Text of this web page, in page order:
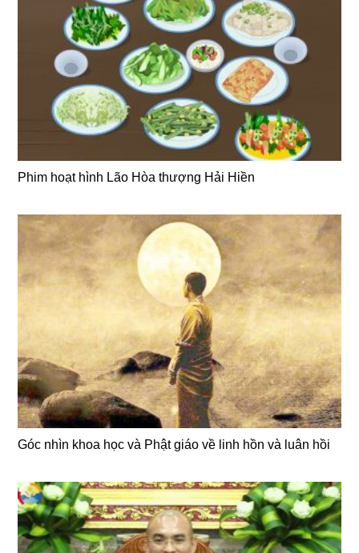
Phim hoạt hình Lão Hòa thượng Hải Hiền
Góc nhìn khoa học và Phật giáo về linh hồn và luân hồi